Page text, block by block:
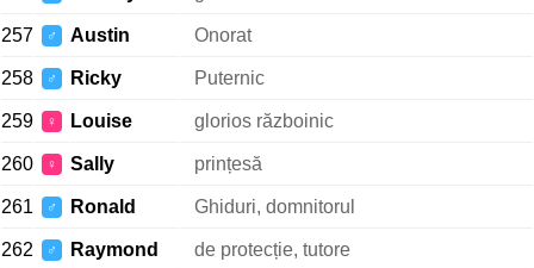
257 ♂ Austin Onorat
258 ♂ Ricky Puternic
259 ♀ Louise glorios războinic
260 ♀ Sally prințesă
261 ♂ Ronald Ghiduri, domnitorul
262 ♂ Raymond de protecție, tutore